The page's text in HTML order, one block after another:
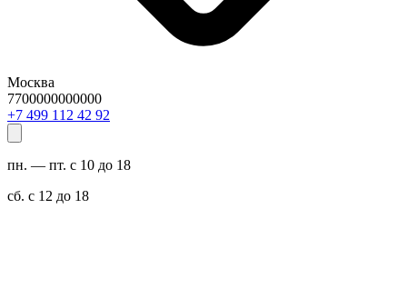
Москва
7700000000000
29 24 211 994 7+
пн. — пт. с 10 до 18
сб. с 12 до 18